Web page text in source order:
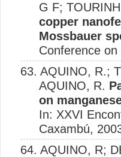
G F;
copper
Mossbauer
Conference
63. AQUINO, R.;
AQUINO, R.
on
In: XXVI
Caxambú,
64. AQUINO, R;